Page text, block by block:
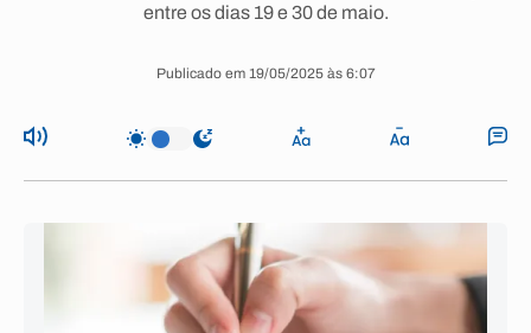
entre os dias 19 e 30 de maio.
Publicado em 19/05/2025 às 6:07